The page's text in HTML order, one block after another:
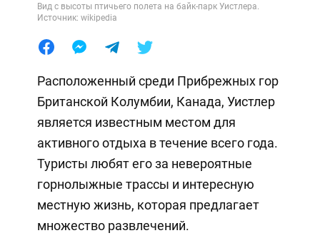
Вид с высоты птичьего полета на байк-парк Уистлера.
Источник: wikipedia
Расположенный среди Прибрежных гор
Британской Колумбии, Канада, Уистлер
является известным местом для
активного отдыха в течение всего года.
Туристы любят его за невероятные
горнолыжные трассы и интересную
местную жизнь, которая предлагает
множество развлечений.